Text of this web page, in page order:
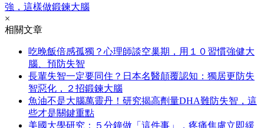
強，這樣做鍛鍊大腦
×
相關文章
吃晚飯倍感孤獨？心理師談空巢期，用１０習慣強健大
腦、預防失智
長輩失智一定要同住？日本名醫顛覆認知：獨居更防失
智惡化，２招鍛鍊大腦
魚油不是大腦萬靈丹！研究揭高劑量DHA難防失智，這
些才是關鍵重點
美國大學研究：５分鐘做「這件事」，疼痛焦慮立即緩